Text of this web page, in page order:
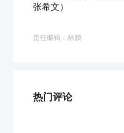
张希文）
责任编辑：林鹏
热门评论